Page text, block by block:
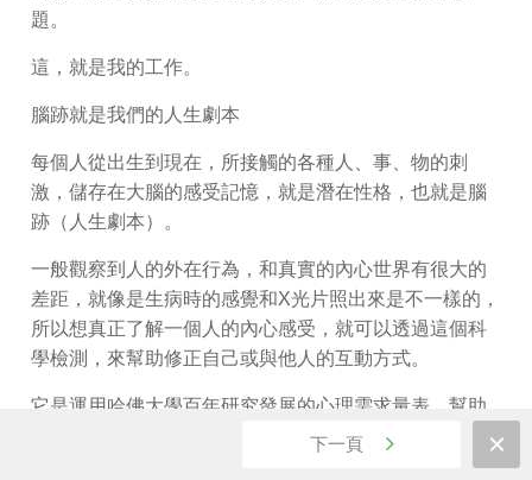
題。
這，就是我的工作。
腦跡就是我們的人生劇本
每個人從出生到現在，所接觸的各種人、事、物的刺
激，儲存在大腦的感受記憶，就是潛在性格，也就是腦
跡（人生劇本）。
一般觀察到人的外在行為，和真實的內心世界有很大的
差距，就像是生病時的感覺和X光片照出來是不一樣的，
所以想真正了解一個人的內心感受，就可以透過這個科
學檢測，來幫助修正自己或與他人的互動方式。
它是運用哈佛大學百年研究發展的心理需求量表，幫助
自己了解潛在性格的心理狀態，認識九大氣質與六大心
下一頁